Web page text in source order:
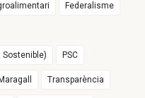
Federalisme
Sostenible) PSC
Transparència